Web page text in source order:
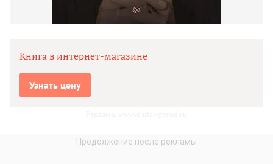
Книга в интернет-магазине
Узнать цену